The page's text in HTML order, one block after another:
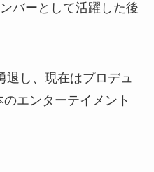
バーとして活躍した後
退し、現在はプロデュ
エンターテイメント